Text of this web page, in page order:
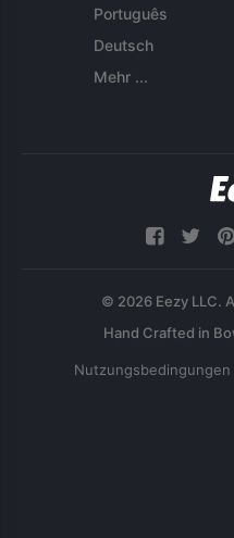
Português
Deutsch
Mehr ...
© 2026 Eezy LLC.
Nutzungsbedingungen